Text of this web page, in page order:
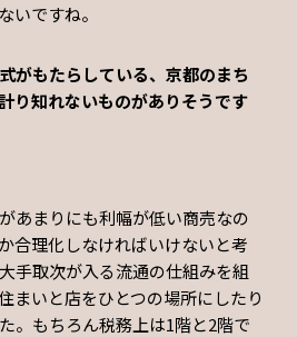
いですね。
もたらしている、京都のまち
り知れないものがありそうです
あまりにも利幅が低い商売なの
合理化しなければいけないと考
手取次が入る流通の仕組みを組
まいと店をひとつの場所にしたり
。もちろん税務上は1階と2階で